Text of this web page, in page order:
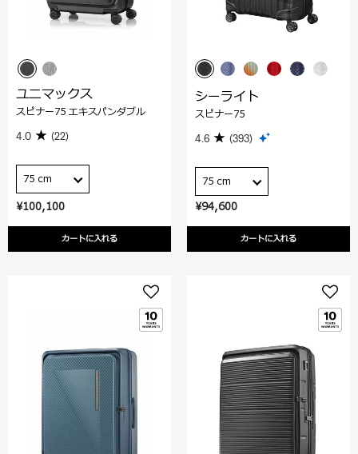
¥100,100
カートに入れる
ユニマックス
スピナー75 エキスパンダブル
4.0 (22)
75 cm
¥94,600
カートに入れる
シーライト
スピナー75
4.6 (393)
75 cm